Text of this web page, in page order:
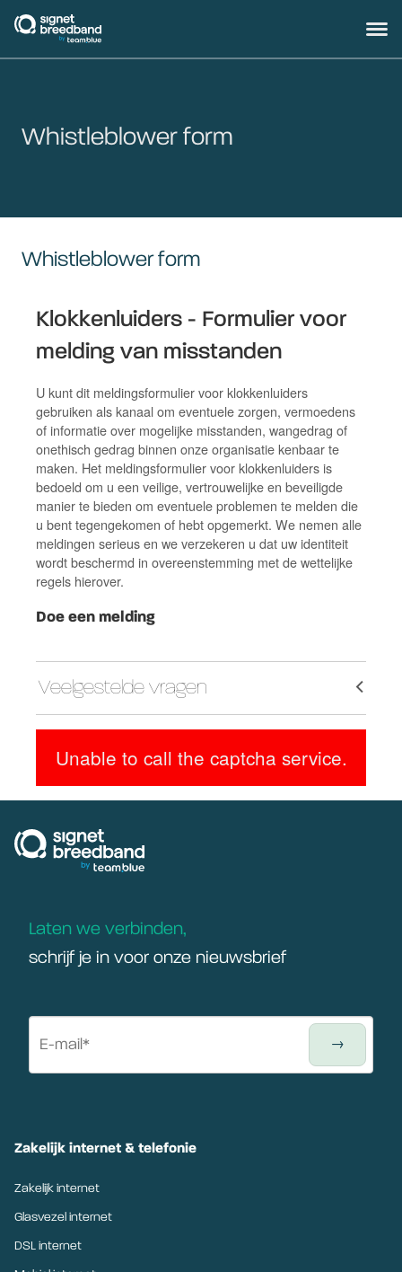
signetbreedband
Whistleblower form
Whistleblower form
Klokkenluiders - Formulier voor
melding van misstanden
U kunt dit meldingsformulier voor klokkenluiders
gebruiken als kanaal om eventuele zorgen, vermoedens
of informatie over mogelijke misstanden, wangedrag of
onethisch gedrag binnen onze organisatie kenbaar te
maken. Het meldingsformulier voor klokkenluiders is
bedoeld om u een veilige, vertrouwelijke en beveiligde
manier te bieden om eventuele problemen te melden die
u bent tegengekomen of hebt opgemerkt. We nemen alle
meldingen serieus en we verzekeren u dat uw identiteit
wordt beschermd in overeenstemming met de wettelijke
regels hierover.
Doe een melding
Veelgestelde vragen
Unable to call the captcha service.
Laten we verbinden,
schrijf je in voor onze nieuwsbrief
Zakelijk internet & telefonie
Zakelijk internet
Glasvezel internet
DSL internet